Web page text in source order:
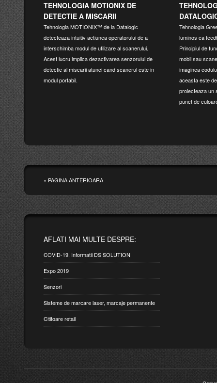
TEHNOLOGIA MOTIONIX DE
DETECTIE A MISCARII
Tehnologia MOTIONIX™ de la Datalogic
detecteaza intuitiv actiunea operatorului de a
interschimba modul de utilizare al scanerului.
Acest lucru implica dezactivarea senzorului de
detectie al miscarii atunci cand scanerul este in
modul portabil.
Tehnologia
luminos ca
Principiul de
mobil sau
imaginea
aceasta este
proiecteaza un
punct de
« PAGINA ANTERIOARA
AFLATI MAI MULTE DESPRE:
COVID-19. Informatii DS SOLUTION
Expo 2019
Senzori
Sisteme de marcare laser, marcaje permanente
Cititoare retail